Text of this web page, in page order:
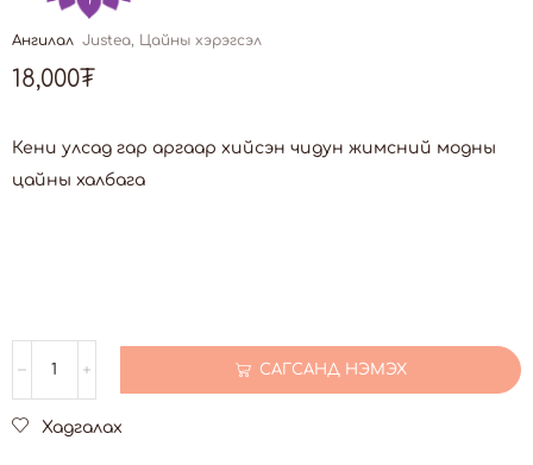
Ангилал Justea, Цайны хэрэгсэл
18,000₮
Кени улсад гар аргаар хийсэн чидун жимсний модны
цайны халбага
САГСАНД НЭМЭХ
Хадгалах